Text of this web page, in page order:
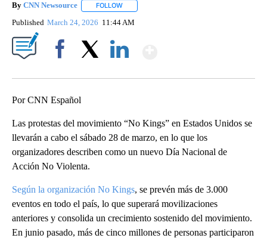
By CNN Newsource FOLLOW
Published March 24, 2026 11:44 AM
Por CNN Español
Las protestas del movimiento “No Kings” en Estados Unidos se
llevarán a cabo el sábado 28 de marzo, en lo que los
organizadores describen como un nuevo Día Nacional de
Acción No Violenta.
Según la organización No Kings, se prevén más de 3.000
eventos en todo el país, lo que superará movilizaciones
anteriores y consolida un crecimiento sostenido del movimiento.
En junio pasado, más de cinco millones de personas participaron